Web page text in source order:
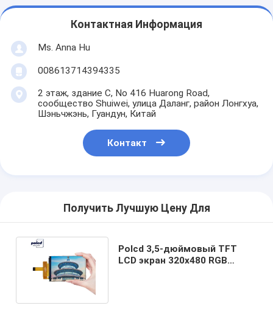
Контактная Информация
Ms. Anna Hu
008613714394335
2 этаж, здание C, No 416 Huarong Road,
сообщество Shuiwei, улица Даланг, район Лонгхуа,
Шэньчжэнь, Гуандун, Китай
Контакт
Получить Лучшую Цену Для
Polcd 3,5-дюймовый TFT
LCD экран 320x480 RGB